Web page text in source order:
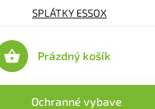
SPLÁTKY ESSOX
Nákupní
Prázdný košík
Ochranné vybavení